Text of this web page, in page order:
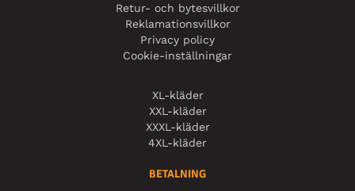
Retur- och bytesvillkor
Reklamationsvillkor
Privacy policy
Cookie-inställningar
XL-kläder
XXL-kläder
XXXL-kläder
4XL-kläder
BETALNING